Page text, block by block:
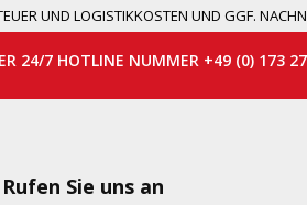
UND LOGISTIKKOSTEN UND GGF.
24/7 HOTLINE NUMMER +49 (0) 173
Sie uns an